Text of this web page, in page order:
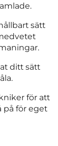
sätt
ditt sätt
för att
på för eget